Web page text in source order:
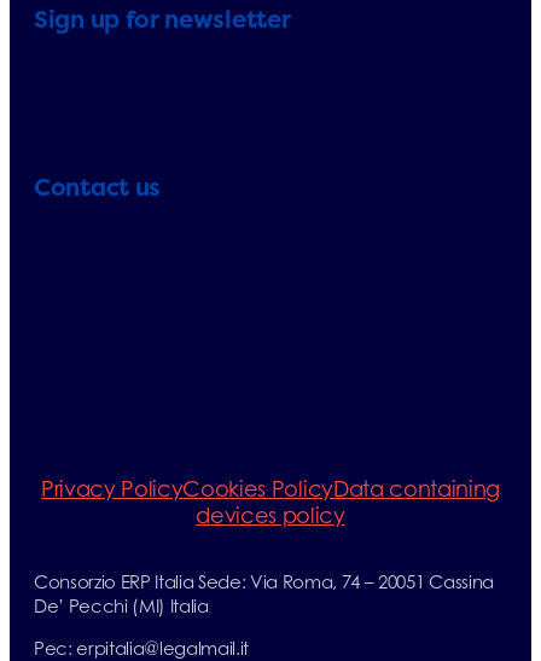
Privacy PolicyCookies PolicyData containing
devices policy
Consorzio ERP Italia Sede: Via Roma, 74 – 20051 Cassina
De’ Pecchi (MI) Italia
Pec: erpitalia@legalmail.it
Sign up for newsletter
Contact us